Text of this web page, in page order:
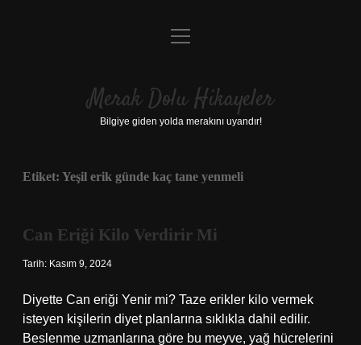
Anasayfa
Yasal Uyarı
menüyü
Merak Dolu Hikayeler
Bilgiye giden yolda merakını uyandır!
Etiket: Yeşil erik günde kaç tane yenmeli
Can Eriği Kilo Verdirir Mi
Tarih: Kasım 9, 2024
Diyette Can eriği Yenir mi? Taze erikler kilo vermek
isteyen kişilerin diyet planlarına sıklıkla dahil edilir.
Beslenme uzmanlarına göre bu meyve, yağ hücrelerini